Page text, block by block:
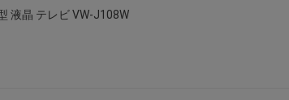
液晶 テレビ VW-J108W